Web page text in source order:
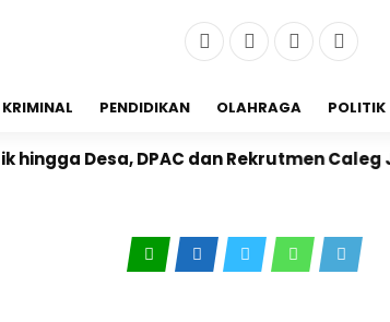
KRIMINAL PENDIDIKAN OLAHRAGA POLITIK
Desa, DPAC dan Rekrutmen Caleg